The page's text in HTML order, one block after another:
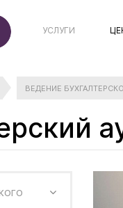
УСЛУГИ
ВЕДЕНИЕ